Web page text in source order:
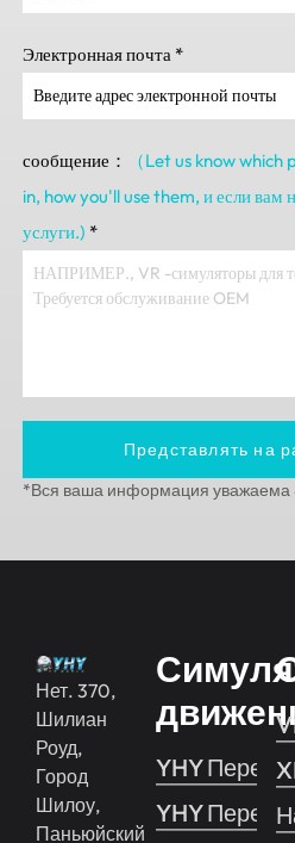
Электронная почта *
сообщение：
（Let us know
in, how you'll use them, и если вам
услуги.) *
Представлять на
*Вся ваша информация уважаема
Нет. 370,
Шилиан
Роуд,
Город
Шилоу,
Паньюйский
YHY
YHY